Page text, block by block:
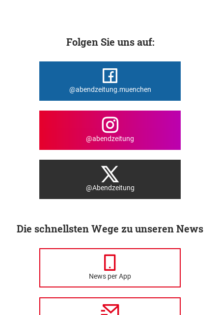
Folgen Sie uns auf:
@abendzeitung.muenchen
@abendzeitung
@Abendzeitung
Die schnellsten Wege zu unseren News
News per App